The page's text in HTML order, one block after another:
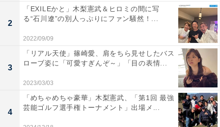
2
「EXILEかと」木梨憲武＆ヒロミの間に写
る“石川遼”の別人っぷりにファン騒然！...
2022/09/09
3
「リアル天使」篠崎愛、肩をちら見せしたバス
ローブ姿に「可愛すぎんぞ～」「目の表情...
2023/03/03
4
「めちゃめちゃ豪華」木梨憲武、「第1回 最強
芸能ゴルフ選手権トーナメント」出場メ...